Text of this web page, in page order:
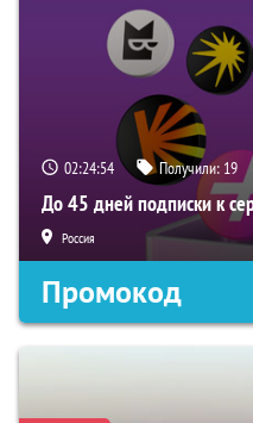
02:24:53 Получили: 19
До 45 дней подписки к
Россия
Промокод